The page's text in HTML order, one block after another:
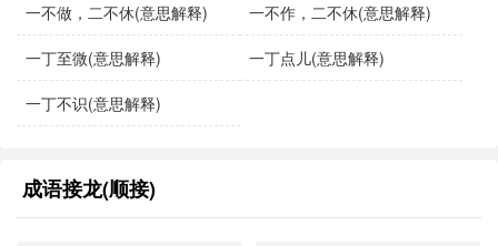
一不做，二不休(意思解释) 一不作，二不休(意思解释)
一丁至微(意思解释) 一丁点儿(意思解释)
一丁不识(意思解释)
成语接龙(顺接)